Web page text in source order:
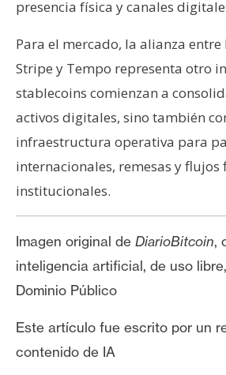
presencia física y canales
Para el mercado, la alianza entre
Stripe y Tempo representa otro
stablecoins comienzan a
activos digitales, sino también
infraestructura operativa para
internacionales, remesas y flujos
institucionales.
Imagen original de DiarioBitcoin,
inteligencia artificial, de uso
Dominio Público
Este artículo fue escrito por un
contenido de IA